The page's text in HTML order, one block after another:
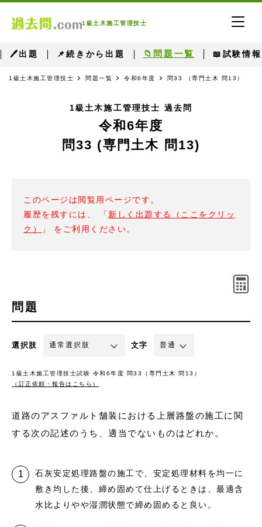
1級土木施工管理技士
🖊出題 📌続きから出題 📁問題一覧 📖試験情報
1級土木施工管理技士 問題一覧 令和6年度 問33 （専門土木 問13）
1級土木施工管理技士 過去問
令和6年度
問33 (専門土木 問13)
このページは閲覧用ページです。
履歴を残すには、 「 新しく出題する（ここをクリッ
ク）
」 をご利用ください。
問題
選択肢 文字
1級土木施工管理技士試験 令和6年度 問33（専門土木 問13）
（訂正依頼・報告はこちら）
道路のアスファルト舗装における上層路盤の施工に関
する次の記述のうち、適当でないものはどれか。
石灰安定処理路盤の施工で、安定処理材料を均一に
敷き均した後、締め固めて仕上げるときは、最適含
水比よりやや湿潤状態で締め固めると良い。